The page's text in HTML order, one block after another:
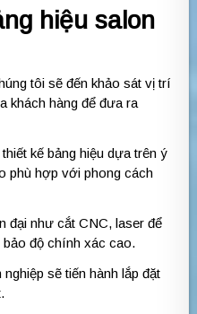
hiệu salon
tôi sẽ đến khảo sát vị trí
khách hàng để đưa ra
kế bảng hiệu dựa trên ý
phù hợp với phong cách
đại như cắt CNC, laser để
bảo độ chính xác cao.
sẽ tiến hành lắp đặt